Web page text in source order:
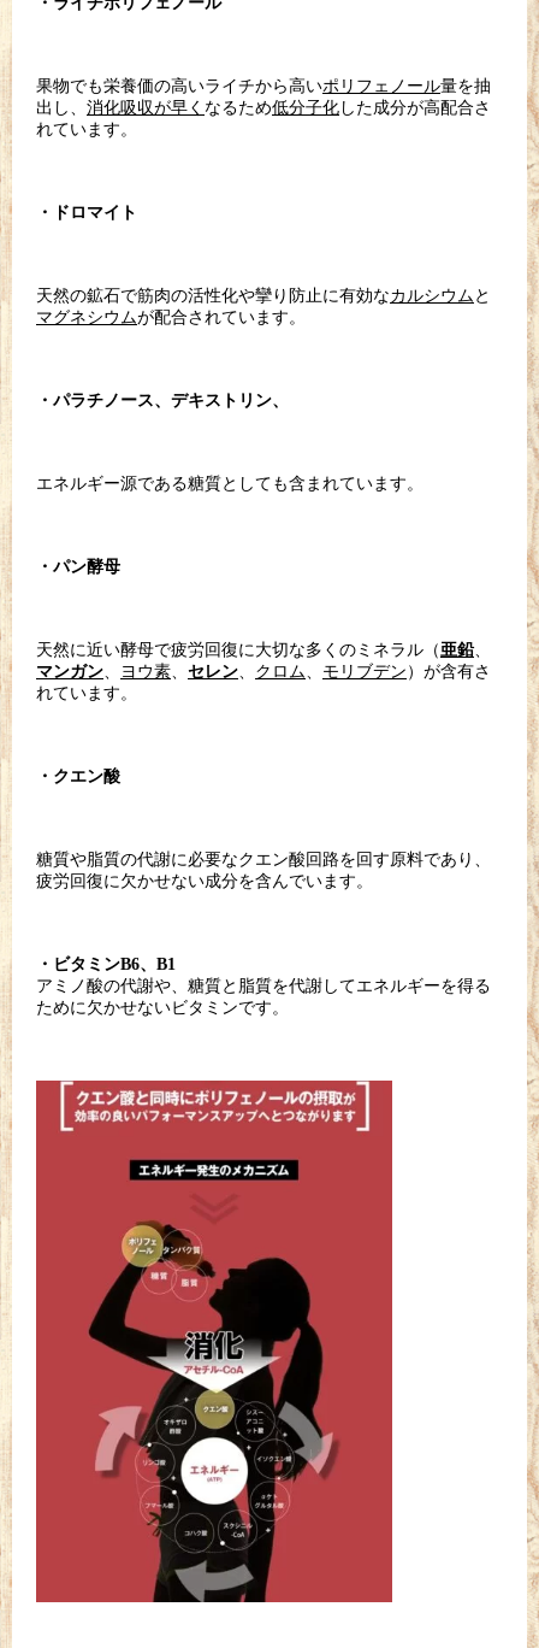
果物でも栄養価の高いライチから高いポリフェノール量を抽
出し、 消化吸収が早く なるため低分子化した成分が高配合さ
れています。
・ドロマイト
天然の鉱石で筋肉の活性化や攣り防止に有効なカルシウムと
マグネシウムが配合されています。
・パラチノース、デキストリン、
エネルギー源である糖質としても含まれています。
・パン酵母
天然に近い酵母で疲労回復に大切な多くのミネラル（ 亜鉛、
マンガン ヨウ素 セレン クロム モリブデン）が含有さ
れています。
・クエン酸
糖質や脂質の代謝に必要なクエン酸回路を回す原料であり、
疲労回復に欠かせない成分を含んでいます。
・ビタミンB6、B1
アミノ酸の代謝や、糖質と脂質を代謝してエネルギーを得る
ために欠かせないビタミンです。